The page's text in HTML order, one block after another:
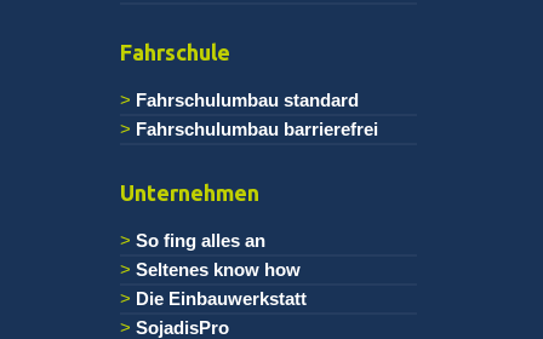
Fahrschule
Fahrschulumbau standard
Fahrschulumbau barrierefrei
Unternehmen
So fing alles an
Seltenes know how
Die Einbauwerkstatt
SojadisPro